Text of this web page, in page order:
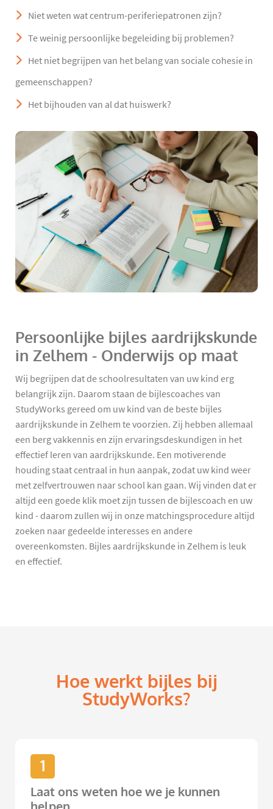
Niet weten wat centrum-periferiepatronen zijn?
Te weinig persoonlijke begeleiding bij problemen?
Het niet begrijpen van het belang van sociale cohesie in
gemeenschappen?
Het bijhouden van al dat huiswerk?
Persoonlijke bijles aardrijkskunde
in Zelhem - Onderwijs op maat
Wij begrijpen dat de schoolresultaten van uw kind erg
belangrijk zijn. Daarom staan de bijlescoaches van
StudyWorks gereed om uw kind van de beste bijles
aardrijkskunde in Zelhem te voorzien. Zij hebben allemaal
een berg vakkennis en zijn ervaringsdeskundigen in het
effectief leren van aardrijkskunde. Een motiverende
houding staat centraal in hun aanpak, zodat uw kind weer
met zelfvertrouwen naar school kan gaan. Wij vinden dat er
altijd een goede klik moet zijn tussen de bijlescoach en uw
kind - daarom zullen wij in onze matchingsprocedure altijd
zoeken naar gedeelde interesses en andere
overeenkomsten. Bijles aardrijkskunde in Zelhem is leuk
en effectief.
Hoe werkt bijles bij
StudyWorks?
1
Laat ons weten hoe we je kunnen